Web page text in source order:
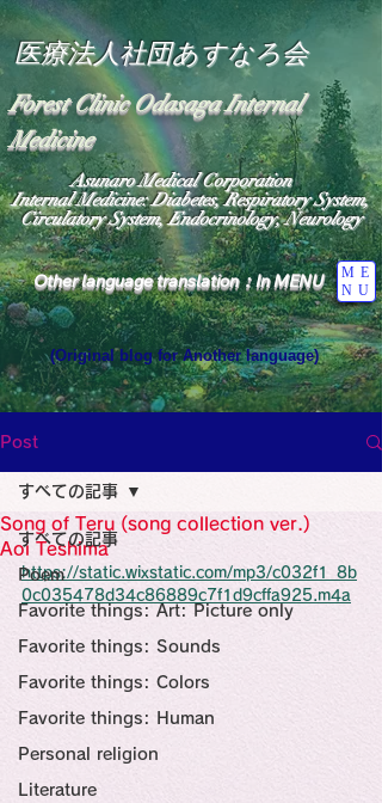
医療法人社団あすなろ会
Forest Clinic Odasaga Internal
Medicine
Other language translation：In MENU
ME
NU
Asunaro Medical Corporation
Internal Medicine: Diabetes, Respiratory System,
Circulatory System, Endocrinology, Neurology
(Original blog for Another language)
Heavens: Beyond the Universe: The World
the God of Light Resides"
Medicine Specialist
Specialist
Wide Blog
Medicine
Religion
Post
すべての記事
Poem
Favorite things: Art: Picture only
Favorite things: Sounds
Favorite things: Colors
Favorite things: Human
Personal religion
Literature
すべての記事
Song of Teru (song collection ver.)
Aoi Teshima
https://static.wixstatic.com/mp3/c032f1_8b
0c035478d34c86889c7f1d9cffa925.m4a